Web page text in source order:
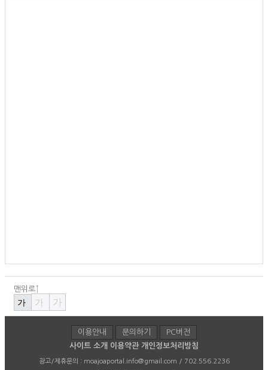
맨위로↑
가 가 가
이용안내 문의하기
PC버전
사이트 소개 이용약관 개인정보처리방침
광고/제휴문의 : moajoaportal.info@gmail.com / 702.556.2236